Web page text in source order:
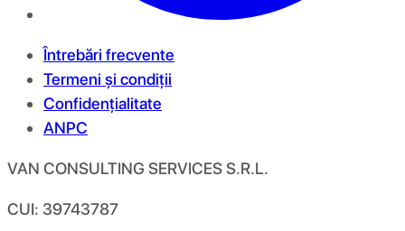
Întrebări frecvente
Termeni și condiții
Confidențialitate
ANPC
VAN CONSULTING SERVICES S.R.L.
CUI: 39743787